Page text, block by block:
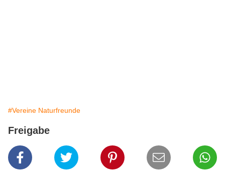
#Vereine Naturfreunde
Freigabe